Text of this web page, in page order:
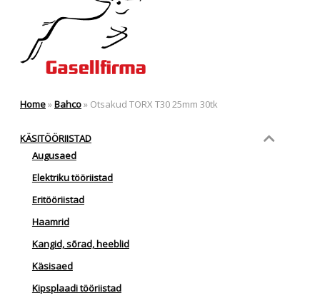
Home»Bahco» Otsakud TORX T30 25mm 30tk
KÄSITÖÖRIISTAD
Augusaed
Elektriku tööriistad
Eritööriistad
Haamrid
Kangid, sõrad, heeblid
Käsisaed
Kipsplaadi tööriistad